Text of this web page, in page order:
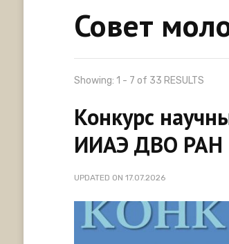
Совет
Showing: 1 - 7 of 33 RESULTS
Конкурс
ИИАЭ ДВО РАН
UPDATED ON17.07.2026